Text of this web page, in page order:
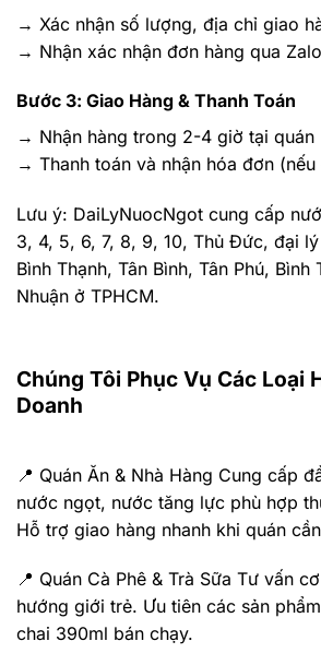
→ Xác nhận số lượng, địa chỉ giao
→ Nhận xác nhận đơn hàng qua
Bước 3: Giao Hàng & Thanh Toán
→ Nhận hàng trong 2-4 giờ tại quán
→ Thanh toán và nhận hóa đơn (nếu
Lưu ý: DaiLyNuocNgot cung cấp
3, 4, 5, 6, 7, 8, 9, 10, Thủ Đức, đại
Bình Thạnh, Tân Bình, Tân Phú, Bình
Nhuận ở TPHCM.
Chúng Tôi Phục Vụ Các Loại
Doanh
📍 Quán Ăn & Nhà Hàng Cung cấp
nước ngọt, nước tăng lực phù hợp
Hỗ trợ giao hàng nhanh khi quán
📍 Quán Cà Phê & Trà Sữa Tư vấn
hướng giới trẻ. Ưu tiên các sản
chai 390ml bán chạy.